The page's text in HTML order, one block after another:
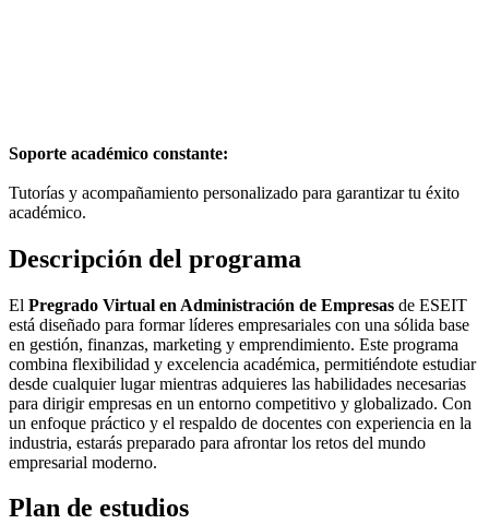
Soporte académico constante:
Tutorías y acompañamiento personalizado para garantizar tu éxito
académico.
Descripción del programa
El Pregrado Virtual en Administración de Empresas de ESEIT
está diseñado para formar líderes empresariales con una sólida base
en gestión, finanzas, marketing y emprendimiento. Este programa
combina flexibilidad y excelencia académica, permitiéndote estudiar
desde cualquier lugar mientras adquieres las habilidades necesarias
para dirigir empresas en un entorno competitivo y globalizado. Con
un enfoque práctico y el respaldo de docentes con experiencia en la
industria, estarás preparado para afrontar los retos del mundo
empresarial moderno.
Plan de estudios